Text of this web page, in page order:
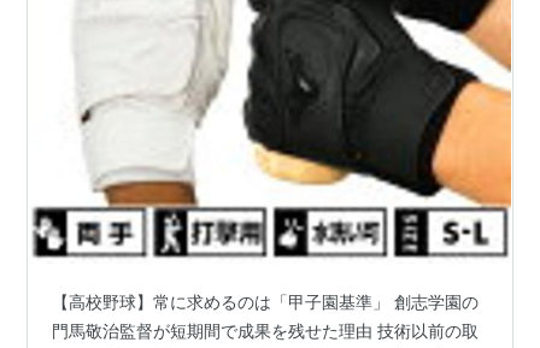
【高校野球】常に求めるのは「甲子園基準」 創志学園の
門馬敬治監督が短期間で成果を残せた理由 技術以前の取